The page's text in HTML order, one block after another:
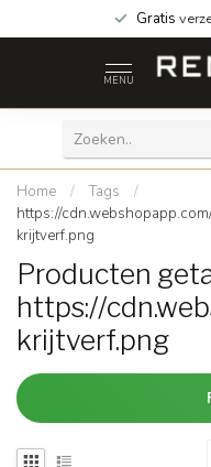
Gratis
MENU
Home / Tags
/
https://
krijtverf.png
Producten
https://
krijtverf.png